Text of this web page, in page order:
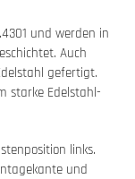
und werden in
Auch
gefertigt.
starke Edelstahl-
links.
und